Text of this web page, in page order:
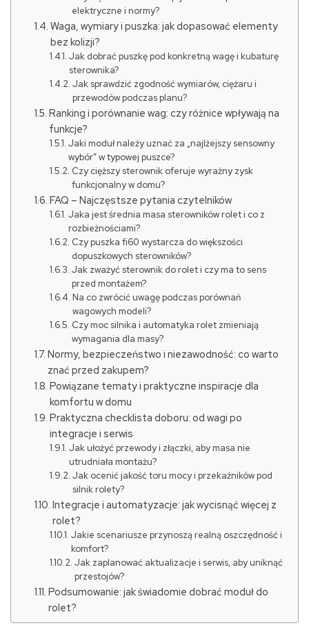
elektryczne i normy?
Waga, wymiary i puszka: jak dopasować elementy
bez kolizji?
Jak dobrać puszkę pod konkretną wagę i kubaturę
sterownika?
Jak sprawdzić zgodność wymiarów, ciężaru i
przewodów podczas planu?
Ranking i porównanie wag: czy różnice wpływają na
funkcje?
Jaki moduł należy uznać za „najlżejszy sensowny
wybór” w typowej puszce?
Czy cięższy sterownik oferuje wyraźny zysk
funkcjonalny w domu?
FAQ – Najczęstsze pytania czytelników
Jaka jest średnia masa sterowników rolet i co z
rozbieżnościami?
Czy puszka fi60 wystarcza do większości
dopuszkowych sterowników?
Jak zważyć sterownik do rolet i czy ma to sens
przed montażem?
Na co zwrócić uwagę podczas porównań
wagowych modeli?
Czy moc silnika i automatyka rolet zmieniają
wymagania dla masy?
Normy, bezpieczeństwo i niezawodność: co warto
znać przed zakupem?
Powiązane tematy i praktyczne inspiracje dla
komfortu w domu
Praktyczna checklista doboru: od wagi po
integracje i serwis
Jak ułożyć przewody i złączki, aby masa nie
utrudniała montażu?
Jak ocenić jakość toru mocy i przekaźników pod
silnik rolety?
Integracje i automatyzacje: jak wycisnąć więcej z
rolet?
Jakie scenariusze przynoszą realną oszczędność i
komfort?
Jak zaplanować aktualizacje i serwis, aby uniknąć
przestojów?
Podsumowanie: jak świadomie dobrać moduł do
rolet?